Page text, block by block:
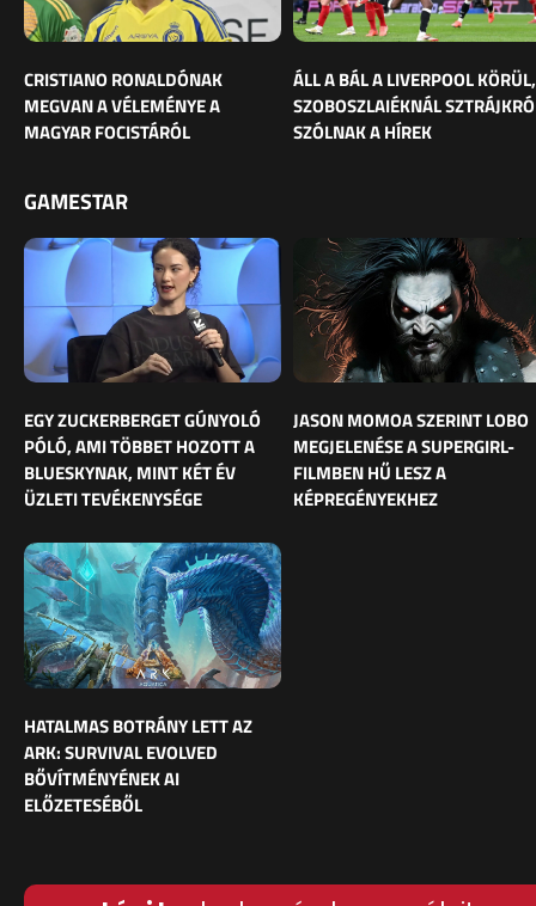
CRISTIANO RONALDÓNAK
MEGVAN A VÉLEMÉNYE A
MAGYAR FOCISTÁRÓL
ÁLL A BÁL A LIVERPOOL KÖRÜL,
SZOBOSZLAIÉKNÁL
SZÓLNAK A HÍREK
GAMESTAR
EGY ZUCKERBERGET GÚNYOLÓ
PÓLÓ, AMI TÖBBET HOZOTT A
BLUESKYNAK, MINT KÉT ÉV
ÜZLETI TEVÉKENYSÉGE
JASON MOMOA SZERINT LOBO
MEGJELENÉSE A SUPERGIRL-
FILMBEN HŰ LESZ A
KÉPREGÉNYEKHEZ
HATALMAS BOTRÁNY LETT AZ
ARK: SURVIVAL EVOLVED
BŐVÍTMÉNYÉNEK AI
ELŐZETESÉBŐL